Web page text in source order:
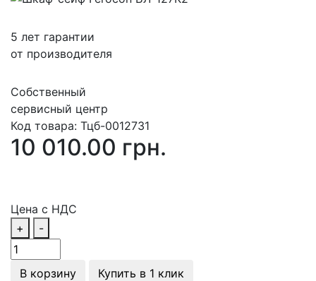
5 лет гарантии
от производителя
Собственный
сервисный центр
Код товара: Тцб-0012731
10 010.00 грн.
Цена с НДС
+
-
В корзину
Купить в 1 клик